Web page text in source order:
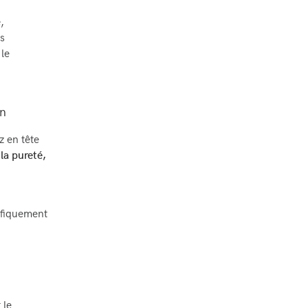
en tête
pureté,